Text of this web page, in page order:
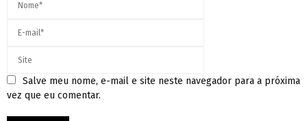
Salve meu nome, e-mail e site neste navegador para a próxima
vez que eu comentar.